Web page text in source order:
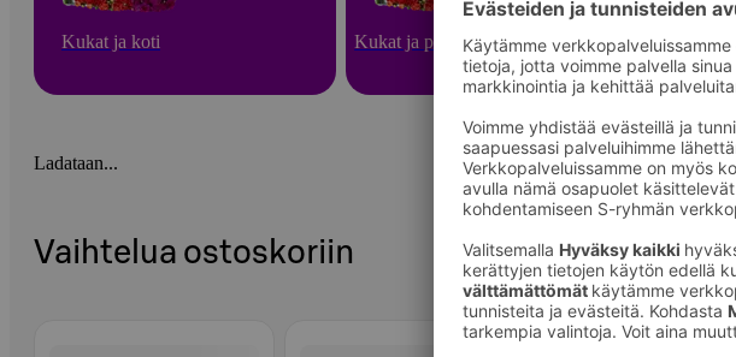
Kukat ja koti Kukat ja puutarha
Ladataan...
Vaihtelua ostoskoriin